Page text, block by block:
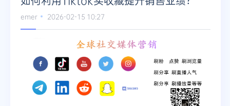
Telegram
更多
emer 2026-02-15 10:27